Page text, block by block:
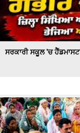
ਸਰਕਾਰੀ ਸਕੂਲ 'ਚ